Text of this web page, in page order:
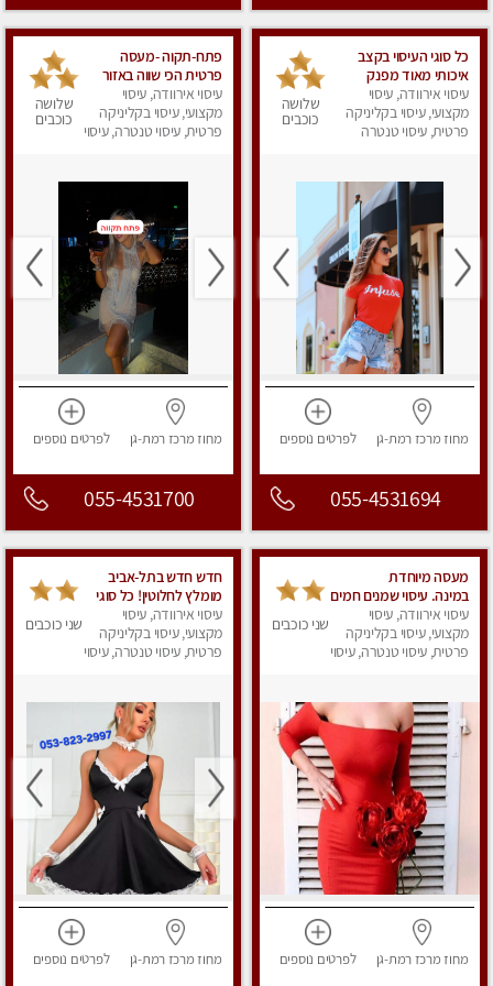
כל סוגי העיסוי בקצב
איכותי מאוד מפנק
ומשחרר ברמת גן
עיסוי אירוודה, עיסוי
מקצועי, עיסוי בקליניקה
פרטית, עיסוי טנטרה
שלושה
כוכבים
מחוז מרכז רמת-גן לפרטים נוספים
055-4531694
פתח-תקוה -מעסה
פרטית הכי שווה באזור
המרכז!!!
עיסוי אירוודה, עיסוי
מקצועי, עיסוי בקליניקה
פרטית, עיסוי טנטרה, עיסוי
שלושה
כוכבים
מחוז מרכז רמת-גן לפרטים נוספים
055-4531700
מעסה מיוחדת
במינה. עיסוי שמנים חמים
עיסוי אירוודה, עיסוי
מקצועי, עיסוי בקליניקה
פרטית, עיסוי טנטרה, עיסוי
שני כוכבים
מחוז מרכז רמת-גן לפרטים נוספים
חדש חדש בתל-אביב
מומלץ לחלוטין! כל סוגי
העיסויים מעסה מקצועית
ואיכותית פרטי!!!
עיסוי אירוודה, עיסוי
מקצועי, עיסוי בקליניקה
פרטית, עיסוי טנטרה, עיסוי
שני כוכבים
מחוז מרכז רמת-גן לפרטים נוספים